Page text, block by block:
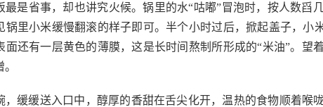
最是省事，却也讲究火候。锅里的水“咕嘟”冒泡时，按人数舀
锅里小米缓慢翻滚的样子即可。半个小时过后，掀起盖子，小
面还有一层黄色的薄膜，这是长时间熬制所形成的“米油”。望
，缓缓送入口中，醇厚的香甜在舌尖化开，温热的食物顺着喉